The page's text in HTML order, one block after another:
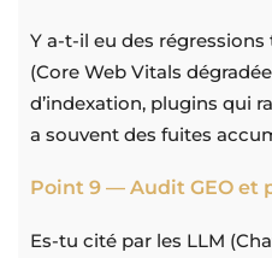
Y a-t-il eu des
(Core Web Vitals
d’indexation, plugins qui
a souvent des fuites
Point 9 — Audit GEO et
Es-tu cité par les LLM